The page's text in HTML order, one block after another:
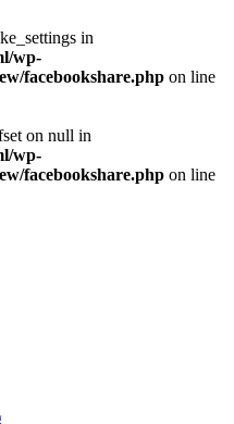
in
wp-
facebookshare.php on line
on null in
wp-
facebookshare.php on line